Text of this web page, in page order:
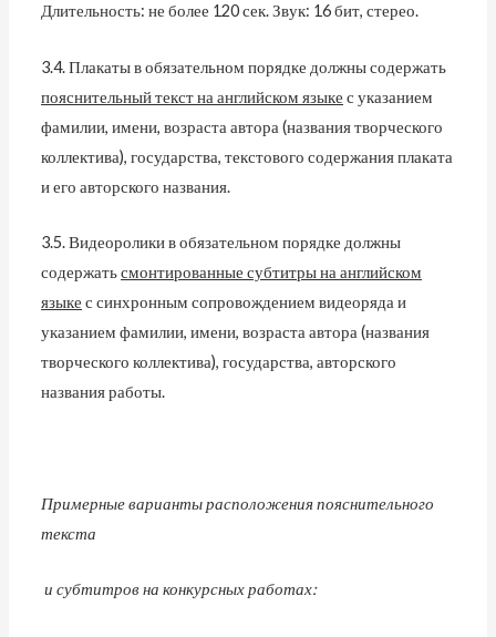
Длительность: не более 120 сек. Звук: 16 бит, стерео.
3.4. Плакаты в обязательном порядке должны содержать
пояснительный текст на английском языке с указанием
фамилии, имени, возраста автора (названия творческого
коллектива), государства, текстового содержания плаката
и его авторского названия.
3.5. Видеоролики в обязательном порядке должны
содержатьсмонтированные субтитры на английском
языке с синхронным сопровождением видеоряда и
указанием фамилии, имени, возраста автора (названия
творческого коллектива), государства, авторского
названия работы.
Примерные варианты расположения пояснительного
текста
и субтитров на конкурсных работах: